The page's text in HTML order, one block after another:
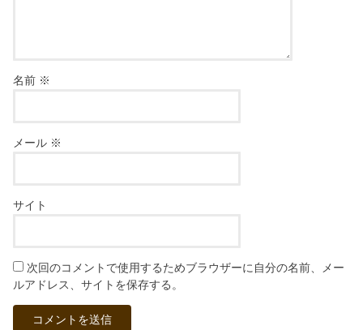
名前 ※
メール ※
サイト
次回のコメントで使用するためブラウザーに自分の名前、メー
ルアドレス、サイトを保存する。